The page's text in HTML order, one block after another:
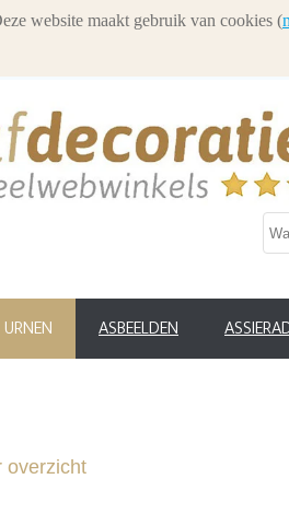
URNEN ASBEELDEN
overzicht
website maakt gebruik van cookies (